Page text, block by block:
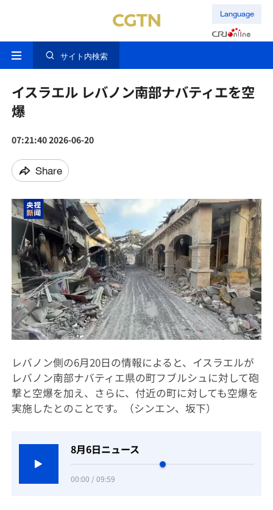
Language
サイト内検索
イスラエル レバノン南部ナバティエを空
爆
07:21:40 2026-06-20
Share
レバノン側の6月20日の情報によると、イスラエルが
レバノン南部ナバティエ県の町フブルシュに対して砲
撃と空爆を加え、さらに、付近の町に対しても空爆を
実施したとのことです。（シンエン、坂下）
8月6日ニュース
00:00 / 09:59